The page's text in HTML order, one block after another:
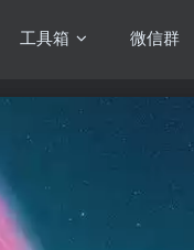
工具箱 微信群